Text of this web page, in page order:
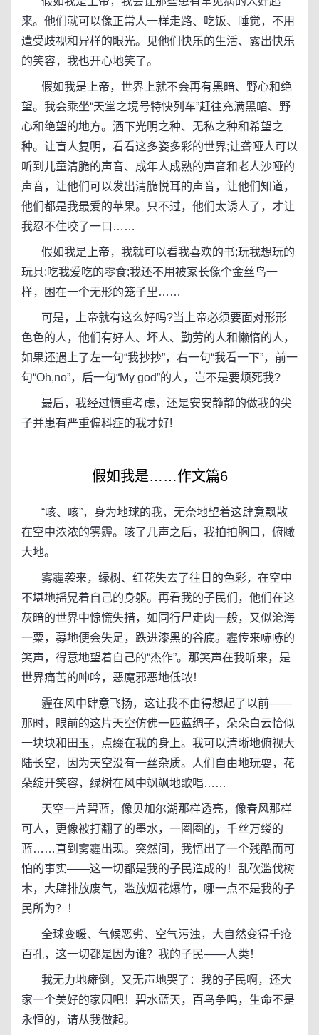
来。他们就可以像正常人一样走路、吃饭、睡觉，不用
遭受歧视和异样的眼光。见他们快乐的生活、露出快乐
的笑容，我也开心地笑了。
假如我是上帝，世界上就不会再有黑暗、野心和绝
望。我会乘坐“天堂之境号特快列车”赶往充满黑暗、野
心和绝望的地方。洒下光明之种、无私之种和希望之
种。让盲人复明，看看这多姿多彩的世界;让聋哑人可以
听到儿童清脆的声音、成年人成熟的声音和老人沙哑的
声音，让他们可以发出清脆悦耳的声音，让他们知道，
他们都是我最爱的苹果。只不过，他们太诱人了，才让
我忍不住咬了一口……
假如我是上帝，我就可以看我喜欢的书;玩我想玩的
玩具;吃我爱吃的零食;我还不用被家长像个金丝鸟一
样，困在一个无形的笼子里……
可是，上帝就有这么好吗?当上帝必须要面对形形
色色的人，他们有好人、坏人、勤劳的人和懒惰的人，
如果还遇上了左一句“我抄抄”，右一句“我看一下”，前一
句“Oh,no”，后一句“My god”的人，岂不是要烦死我?
最后，我经过慎重考虑，还是安安静静的做我的尖
子并患有严重偏科症的我才好!
假如我是……作文篇6
“咳、咳”，身为地球的我，无奈地望着这肆意飘散
在空中浓浓的雾霾。咳了几声之后，我拍拍胸口，俯瞰
大地。
雾霾袭来，绿树、红花失去了往日的色彩，在空中
不堪地摇晃着自己的身躯。再看我的子民们，他们在这
灰暗的世界中惊慌失措，如同行尸走肉一般，又似沧海
一粟，募地便会失足，跌进漆黑的谷底。霾传来哧哧的
笑声，得意地望着自己的“杰作”。那笑声在我听来，是
世界痛苦的呻吟，恶魔邪恶地低哝！
霾在风中肆意飞扬，这让我不由得想起了以前——
那时，眼前的这片天空仿佛一匹蓝绸子，朵朵白云恰似
一块块和田玉，点缀在我的身上。我可以清晰地俯视大
陆长空，因为天空没有一丝杂质。人们自由地玩耍，花
朵绽开笑容，绿树在风中飒飒地歌唱……
天空一片碧蓝，像贝加尔湖那样透亮，像春风那样
可人，更像被打翻了的墨水，一圈圈的，千丝万缕的
蓝……直到雾霾出现。突然间，我悟出了一个残酷而可
怕的事实——这一切都是我的子民造成的！乱砍滥伐树
木，大肆排放废气，滥放烟花爆竹，哪一点不是我的子
民所为？！
全球变暖、气候恶劣、空气污浊，大自然变得千疮
百孔，这一切都是因为谁？我的子民——人类！
我无力地瘫倒，又无声地哭了：我的子民啊，还大
家一个美好的家园吧！碧水蓝天，百鸟争鸣，生命不是
永恒的，请从我做起。